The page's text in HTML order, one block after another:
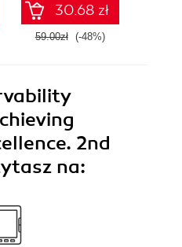
30.68 zł
59.00zł (-48%)
2nd
na: